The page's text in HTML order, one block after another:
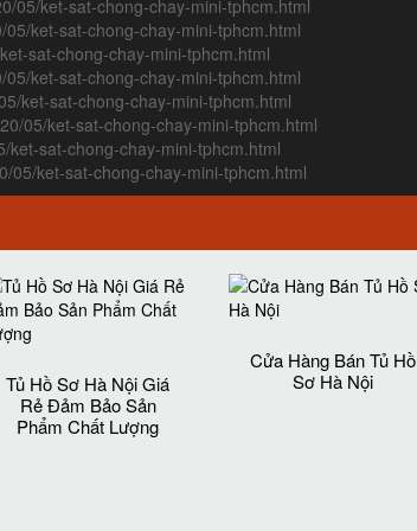
05/ket-sat-chong-chay-mini-tphcm.html
ket-sat-chong-chay-mini-tphcm.html
sat-chong-chay-mini-tphcm.html
ket-sat-chong-chay-mini-tphcm.html
ket-sat-chong-chay-mini-tphcm.html
05/ket-sat-chong-chay-mini-tphcm.html
ket-sat-chong-chay-mini-tphcm.html
05/ket-sat-chong-chay-mini-tphcm.html
Tủ Hồ Sơ Hà Nội Giá
Rẻ Đảm Bảo Sản
Phẩm Chất Lượng‎
Cửa Hàng Bán Tủ Hồ
Sơ Hà Nội